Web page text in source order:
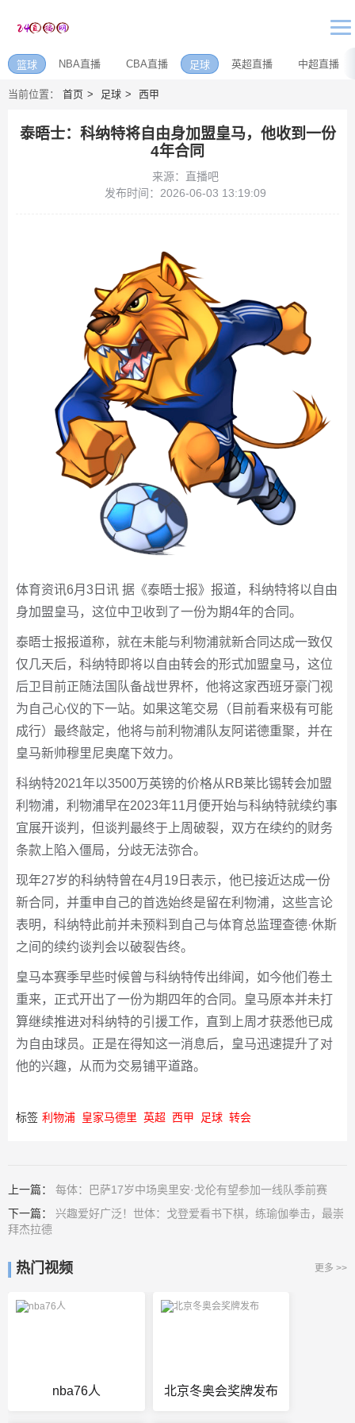
篮球 NBA直播 CBA直播 足球 英超直播 中超直播
当前位置： 首页 足球 西甲
泰晤士：科纳特将自由身加盟皇马，他收到一份
4年合同
来源：直播吧
发布时间：2026-06-03 13:19:09
体育资讯6月3日讯 据《泰晤士报》报道，科纳特将以自由
身加盟皇马，这位中卫收到了一份为期4年的合同。
泰晤士报报道称，就在未能与利物浦就新合同达成一致仅
仅几天后，科纳特即将以自由转会的形式加盟皇马，这位
后卫目前正随法国队备战世界杯，他将这家西班牙豪门视
为自己心仪的下一站。如果这笔交易（目前看来极有可能
成行）最终敲定，他将与前利物浦队友阿诺德重聚，并在
皇马新帅穆里尼奥麾下效力。
科纳特2021年以3500万英镑的价格从RB莱比锡转会加盟
利物浦，利物浦早在2023年11月便开始与科纳特就续约事
宜展开谈判，但谈判最终于上周破裂，双方在续约的财务
条款上陷入僵局，分歧无法弥合。
现年27岁的科纳特曾在4月19日表示，他已接近达成一份
新合同，并重申自己的首选始终是留在利物浦，这些言论
表明，科纳特此前并未预料到自己与体育总监理查德·休斯
之间的续约谈判会以破裂告终。
皇马本赛季早些时候曾与科纳特传出绯闻，如今他们卷土
重来，正式开出了一份为期四年的合同。皇马原本并未打
算继续推进对科纳特的引援工作，直到上周才获悉他已成
为自由球员。正是在得知这一消息后，皇马迅速提升了对
他的兴趣，从而为交易铺平道路。
标签 利物浦 皇家马德里 英超 西甲 足球 转会
上一篇： 每体：巴萨17岁中场奥里安·戈伦有望参加一线队季前赛
下一篇： 兴趣爱好广泛！世体：戈登爱看书下棋，练瑜伽拳击，最崇
拜杰拉德
热门视频 更多 >>
nba76人 北京冬奥会奖牌发布